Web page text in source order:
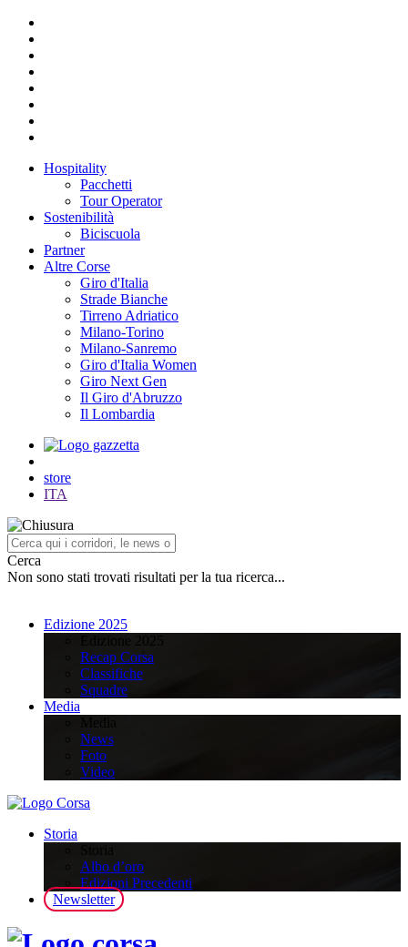
Hospitality
Pacchetti
Tour Operator
Sostenibilità
Biciscuola
Partner
Altre Corse
Giro d'Italia
Strade Bianche
Tirreno Adriatico
Milano-Torino
Milano-Sanremo
Giro d'Italia Women
Giro Next Gen
Il Giro d'Abruzzo
Il Lombardia
store
ITA
Cerca
Non sono stati trovati risultati per la tua ricerca...
Edizione 2025
Recap Corsa
Classifiche
Squadre
Media
News
Foto
Video
Storia
Albo d’oro
Edizioni Precedenti
Newsletter